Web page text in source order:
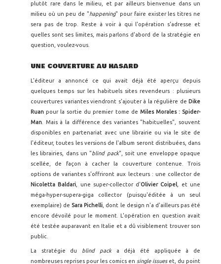
plutôt rare dans le milieu, et par ailleurs bienvenue dans un
milieu où un peu de "happening" pour faire exister les titres ne
sera pas de trop. Reste à voir à qui l'opération s'adresse et
quelles sont ses limites, mais parlons d'abord de la stratégie en
question, voulez-vous.
UNE COUVERTURE AU HASARD
L'éditeur a annoncé ce qui avait déjà été aperçu depuis
quelques temps sur les habituels sites revendeurs : plusieurs
couvertures variantes viendront s'ajouter à la régulière de Dike
Ruanpour la sortie du premier tome de Miles Morales : Spider-
Man . Mais à la différence des variantes "habituelles", souvent
disponibles en partenariat avec une librairie ou via le site de
l'éditeur, toutes les versions de l'album seront distribuées, dans
les librairies, dans un "blind pack", soit une enveloppe opaque
scellée, de façon à cacher la couverture contenue. Trois
options de variantes s'offriront aux lecteurs : une collector de
Nicoletta Baldari , une super-collector d'Olivier Coipel , et une
méga-hyper-supera-giga collector (puisqu'éditée à un seul
exemplaire) de Sara Pichelli , dont le design n'a d'ailleurs pas été
encore dévoilé pour le moment. L'opération en question avait
été testée auparavant en Italie et a dû visiblement trouver son
public.
La stratégie du blind pack
a déjà été appliquée à de
nombreuses reprises pour les comics en single issueset, du point